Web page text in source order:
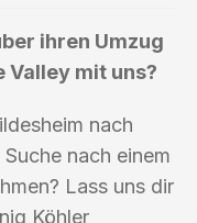
ihren Umzug
Valley mit uns?
nach
nach einem
Lass uns dir
Köhler